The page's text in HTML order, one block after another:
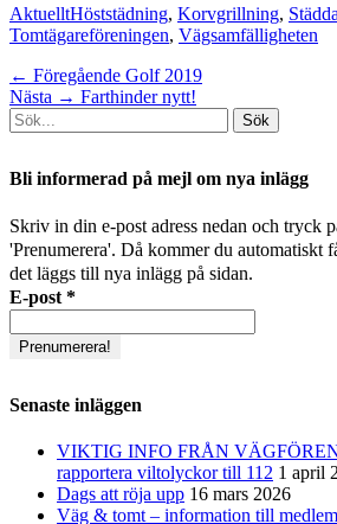
Kategorier
AktuelltTaggar
Höststädning, Korvgrillning,
Tomtägareföreningen, Vägsamfälligheten
Inläggsnavigering
← Föregående Föregående
inlägg:
Golf 2019
Nästa → Nästa
Farthinder nytt!
Sök
efter:
Bli informerad på mejl om nya inlägg
Skriv in din e-post adress nedan och tryck
'Prenumerera'. Då kommer du automatiskt
det läggs till nya inlägg på sidan.
E-post *
Senaste inläggen
VIKTIG INFO FRÅN
rapportera viltolyckor till 112 1 april
Dags att röja upp 16 mars 2026
Väg & tomt – information till